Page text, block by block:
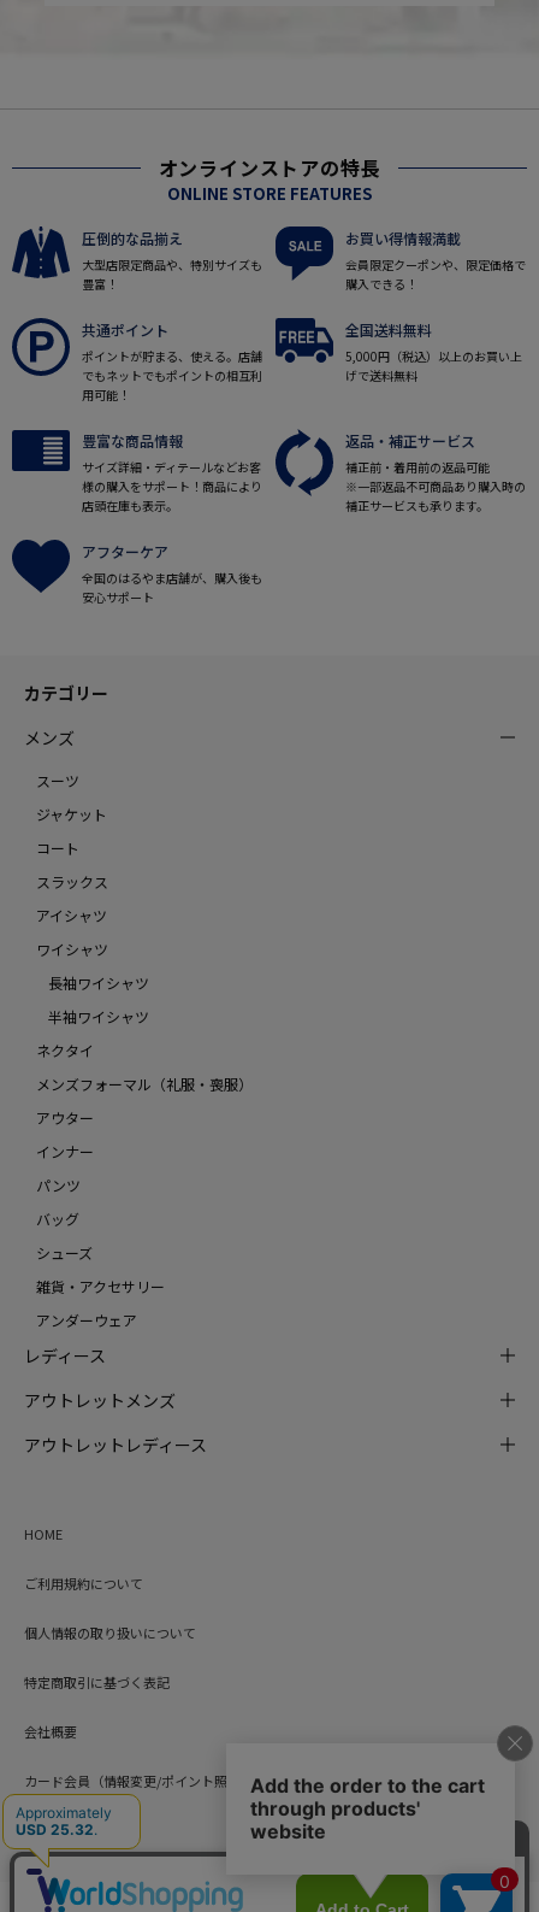
オンラインストアの特長
ONLINE STORE FEATURES
圧倒的な品揃え
大型店限定商品や、特別サイズも
豊富！
お買い得情報満載
会員限定クーポンや、限定価格で
購入できる！
共通ポイント
ポイントが貯まる、使える。店舗
でもネットでもポイントの相互利
用可能！
全国送料無料
5,000円（税込）以上のお買い上
げで送料無料
豊富な商品情報
サイズ詳細・ディテールなどお客
様の購入をサポート！商品により
店頭在庫も表示。
返品・補正サービス
補正前・着用前の返品可能
※一部返品不可商品あり購入時の
補正サービスも承ります。
アフターケア
全国のはるやま店舗が、購入後も
安心サポート
カテゴリー
メンズ
スーツ
ジャケット
コート
スラックス
アイシャツ
ワイシャツ
長袖ワイシャツ
半袖ワイシャツ
ネクタイ
メンズフォーマル（礼服・喪服）
アウター
インナー
パンツ
バッグ
シューズ
雑貨・アクセサリー
アンダーウェア
レディース
アウトレットメンズ
アウトレットレディース
HOME
ご利用規約について
個人情報の取り扱いについて
特定商取引に基づく表記
会社概要
カード会員（情報変更/ポイント照会）
お問い合わせ